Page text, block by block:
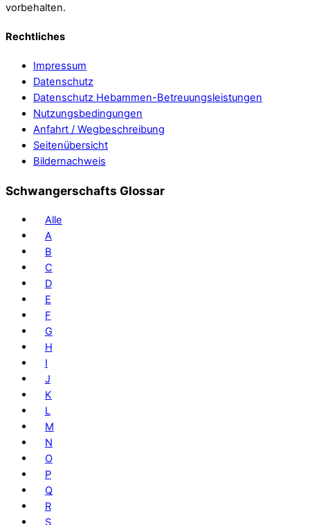
vorbehalten.
Rechtliches
Impressum
Datenschutz
Datenschutz Hebammen-Betreuungsleistungen
Nutzungsbedingungen
Anfahrt / Wegbeschreibung
Seitenübersicht
Bildernachweis
Schwangerschafts Glossar
Alle
A
B
C
D
E
F
G
H
I
J
K
L
M
N
O
P
Q
R
S